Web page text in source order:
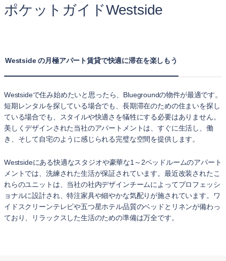
ポケットガイドWestside
Westside の月極アパート賃貸で快適に滞在を楽しもう
Westsideで住み始めたいと思ったら、Bluegroundの物件が最適です。
短期レンタルを探している場合でも、長期滞在のための住まいを探し
ている場合でも、スタイルや快適さを犠牲にする必要はありません。
美しくデザインされた当社のアパートメントは、すぐに生活し、働
き、そして自宅のように感じられる完璧な空間を提供します。
Westsideにある快適なスタジオや豪華な1～2ベッドルームのアパート
メントでは、洗練された生活が保証されています。最近改装されたこ
れらのユニットは、当社の社内デザインチームによってプロフェッシ
ョナルに設計され、特注家具や細やかな気配りが施されています。ワ
イドスクリーンテレビや五つ星ホテル品質のベッドとリネンが備わっ
ており、リラックスした生活のための準備は万全です。